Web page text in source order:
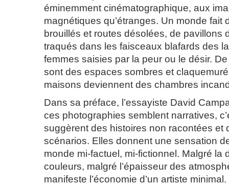
éminemment cinématographique, aux
magnétiques qu’étranges. Un monde fait
brouillés et routes désolées, de pavillons
traqués dans les faisceaux blafards des
femmes saisies par la peur ou le désir.
sont des espaces sombres et
maisons deviennent des chambres
Dans sa préface, l’essayiste David
ces photographies semblent narratives,
suggèrent des histoires non racontées et
scénarios. Elles donnent une sensation
monde mi-factuel, mi-fictionnel. Malgré la
couleurs, malgré l’épaisseur des
manifeste l’économie d’un artiste minimal.